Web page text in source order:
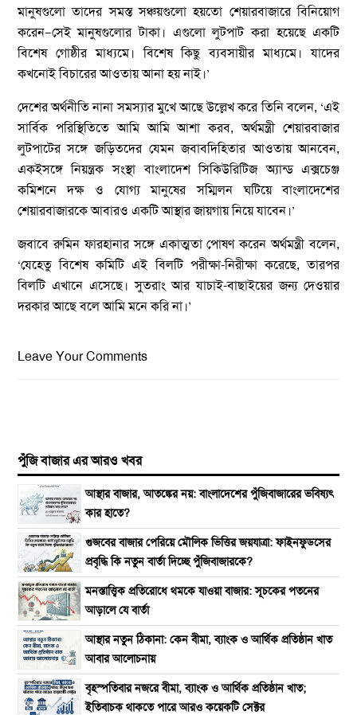
মানুষগুলো তাদের সমস্ত সঞ্চয়গুলো হয়তো শেয়ারবাজারে বিনিয়োগ
করেন—সেই মানুষগুলোর টাকা। এগুলো লুটপাট করা হয়েছে একটি
বিশেষ গোষ্ঠীর মাধ্যমে। বিশেষ কিছু ব্যবসায়ীর মাধ্যমে। যাদের
কখনোই বিচারের আওতায় আনা হয় নাই।’
দেশের অর্থনীতি নানা সমস্যার মুখে আছে উল্লেখ করে তিনি বলেন, ‘এই
সার্বিক পরিস্থিতিতে আমি আমি আশা করব, অর্থমন্ত্রী শেয়ারবাজার
লুটপাটের সঙ্গে জড়িতদের যেমন জবাবদিহিতার আওতায় আনবেন,
একইসঙ্গে নিয়ন্ত্রক সংস্থা বাংলাদেশ সিকিউরিটিজ অ্যান্ড এক্সচেঞ্জ
কমিশনে দক্ষ ও যোগ্য মানুষের সম্মিলন ঘটিয়ে বাংলাদেশের
শেয়ারবাজারকে আবারও একটি আস্থার জায়গায় নিয়ে যাবেন।’
জবাবে রুমিন ফারহানার সঙ্গে একাত্মতা পোষণ করেন অর্থমন্ত্রী বলেন,
‘যেহেতু বিশেষ কমিটি এই বিলটি পরীক্ষা-নিরীক্ষা করেছে, তারপর
বিলটি এখানে এসেছে। সুতরাং আর যাচাই-বাছাইয়ের জন্য দেওয়ার
দরকার আছে বলে আমি মনে করি না।’
Leave Your Comments
পুঁজি বাজার এর আরও খবর
আস্থার বাজার, আতঙ্কের নয়: বাংলাদেশের পুঁজিবাজারের ভবিষ্যৎ
কার হাতে?
গুজবের বাজার পেরিয়ে মৌলিক ভিত্তির জয়যাত্রা: ফাইনফুডসের
প্রবৃদ্ধি কি নতুন বার্তা দিচ্ছে পুঁজিবাজারকে?
​মনস্তাত্ত্বিক প্রতিরোধে থমকে যাওয়া বাজার: সূচকের পতনের
আড়ালে যে বার্তা
আস্থার নতুন ঠিকানা: কেন বীমা, ব্যাংক ও আর্থিক প্রতিষ্ঠান খাত
আবার আলোচনায়
বৃহস্পতিবার নজরে বীমা, ব্যাংক ও আর্থিক প্রতিষ্ঠান খাত;
ইতিবাচক থাকতে পারে আরও কয়েকটি সেক্টর